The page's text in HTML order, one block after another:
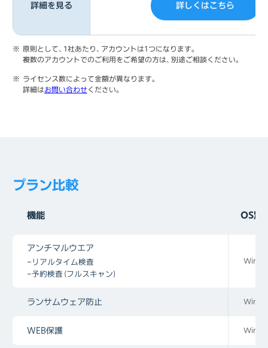
詳細を見る 詳しくはこちら
原則として、1社あたり、アカウントは1つになります。
複数のアカウントでのご利用をご希望の方は、別途ご相談ください。
ライセンス数によって金額が異なります。
詳細はお問い合わせください。
プラン比較
機能 OS別
アンチマルウエア
-リアルタイム検査
-予約検査（フルスキャン）
Win,
ランサムウェア防止 Win,
WEB保護 Win,